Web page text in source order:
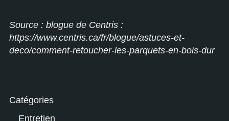
Source : blogue de Centris :
https://www.centris.ca/fr/blogue/astuces-et-
deco/comment-retoucher-les-parquets-en-bois-dur
Catégories
Entretien